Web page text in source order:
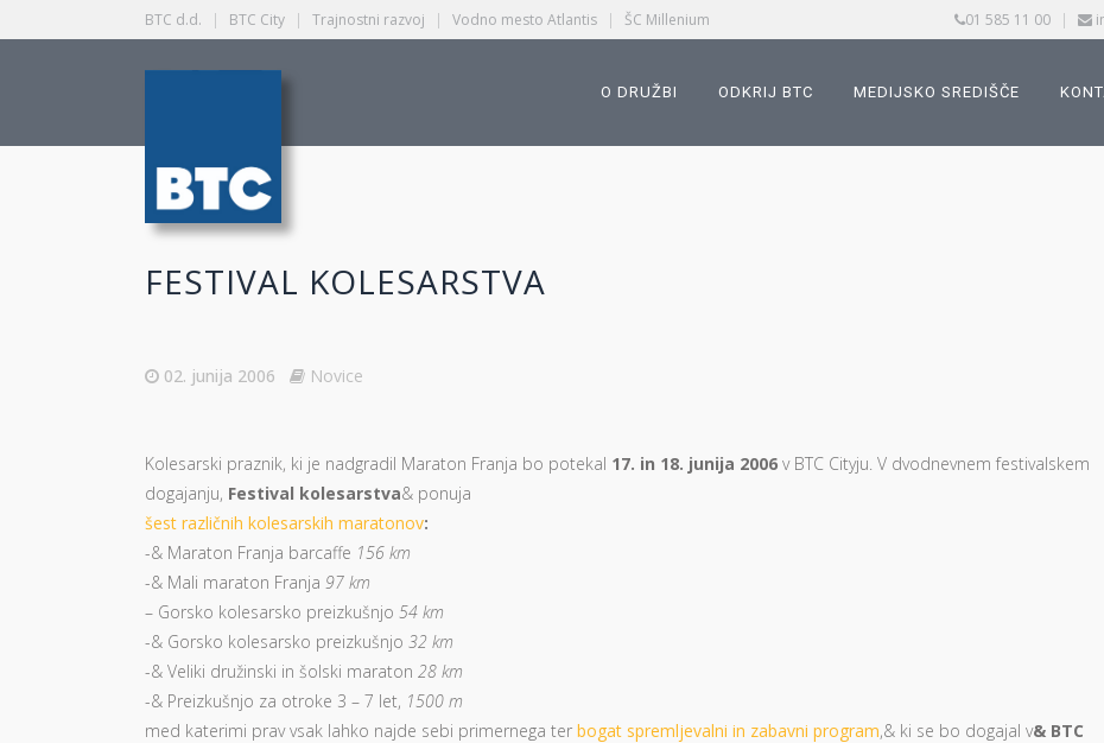
BTC d.d. | BTC City | Trajnostni razvoj | Vodno mesto Atlantis | ŠC Millenium 01 585 11 00 |
O DRUŽBI ODKRIJ BTC MEDIJSKO SREDIŠČE
FESTIVAL KOLESARSTVA
02. junija 2006 Novice
Kolesarski praznik, ki je nadgradil Maraton Franja bo potekal 17. in 18. junija 2006 v BTC Cityju. V dvodnevnem festivalskem
dogajanju, Festival kolesarstva& ponuja
šest različnih kolesarskih maratonov:
-& Maraton Franja barcaffe 156 km
-& Mali maraton Franja 97 km
– Gorsko kolesarsko preizkušnjo 54 km
-& Gorsko kolesarsko preizkušnjo 32 km
-& Veliki družinski in šolski maraton 28 km
-& Preizkušnjo za otroke 3 – 7 let, 1500 m
med katerimi prav vsak lahko najde sebi primernega ter bogat spremljevalni in zabavni program,& ki se bo dogajal v& BTC